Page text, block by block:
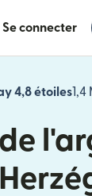
Se connecter
4,8 étoiles1,4